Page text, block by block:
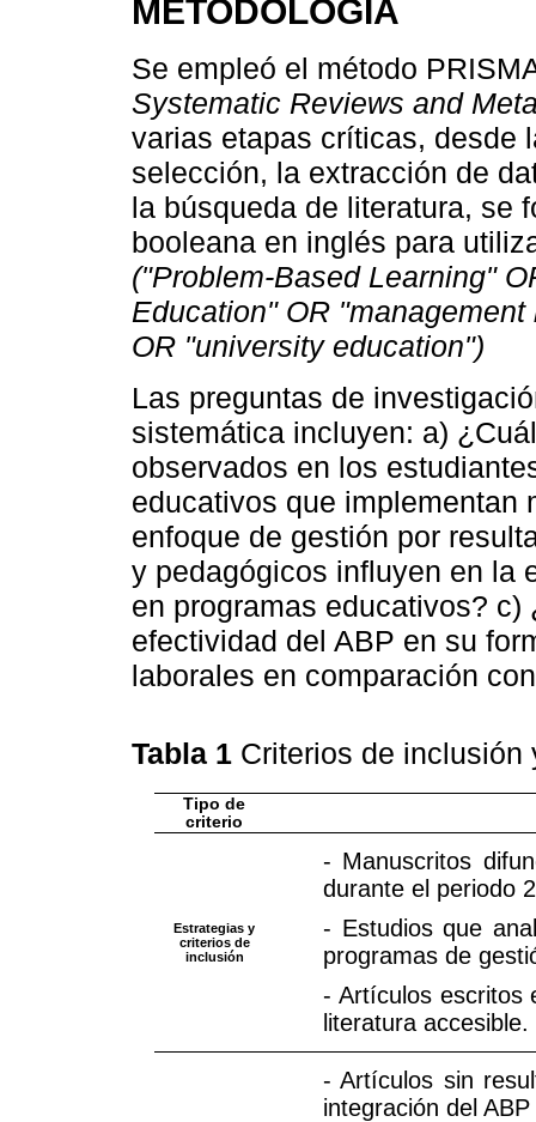
METODOLOGÍA
Se empleó el método
Systematic Reviews and
varias etapas críticas, desde
selección, la extracción de
la búsqueda de literatura, se
booleana en inglés para
("Problem-Based Learning"
Education" OR
OR "university education")
Las preguntas de
sistemática incluyen: a)
observados en los
educativos que implementan
enfoque de gestión por
y pedagógicos influyen en la
en programas educativos?
efectividad del ABP en su
laborales en comparación
Tabla 1 Criterios de
Tipo de
criterio
Estrategias y
criterios de
inclusión
- Manuscritos
durante el periodo
- Estudios que
programas de
- Artículos escritos
literatura accesible.
- Artículos sin
integración del